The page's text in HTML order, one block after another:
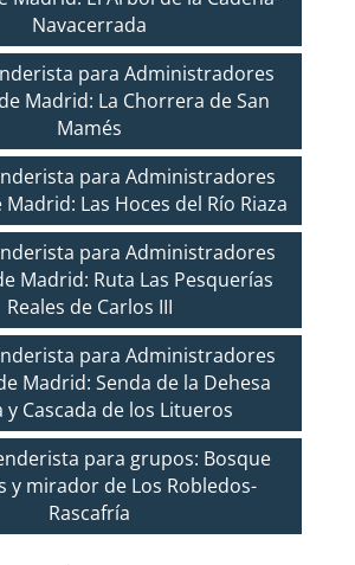
Navacerrada
para Administradores
Madrid: La Chorrera de San
Mamés
para Administradores
Madrid: Las Hoces del Río Riaza
para Administradores
Madrid: Ruta Las Pesquerías
Reales de Carlos III
para Administradores
Madrid: Senda de la Dehesa
y Cascada de los Litueros
para grupos: Bosque
y mirador de Los Robledos-
Rascafría